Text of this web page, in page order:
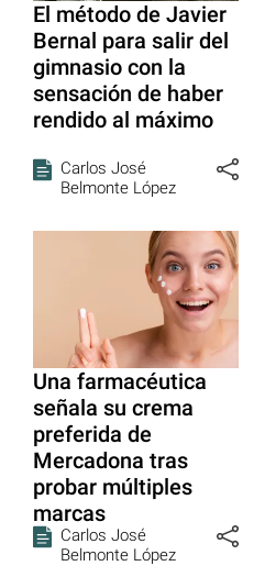
El método de Javier
Bernal para salir del
gimnasio con la
sensación de haber
rendido al máximo
Carlos José
Belmonte López
Una farmacéutica
señala su crema
preferida de
Mercadona tras
probar múltiples
marcas
Carlos José
Belmonte López